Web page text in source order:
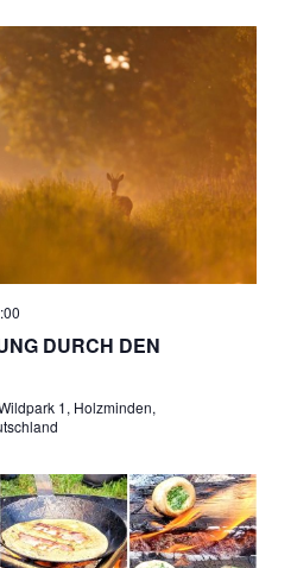
DURCH DEN
1, Holzminden,